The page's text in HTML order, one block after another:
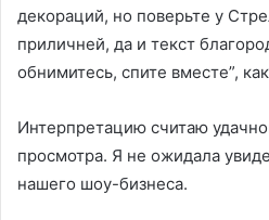
декораций, но поверьте у
приличней, да и текст
обнимитесь, спите вместе”,
Интерпретацию считаю
просмотра. Я не ожидала
нашего шоу-бизнеса.